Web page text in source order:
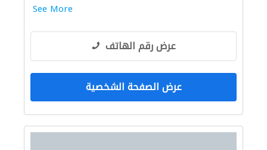
See More
عرض رقم الهاتف
عرض الصفحة الشخصية